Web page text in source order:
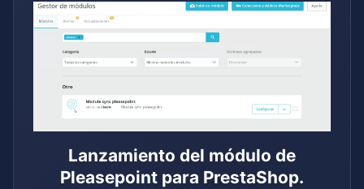
Lanzamiento del módulo de
Pleasepoint para PrestaShop.